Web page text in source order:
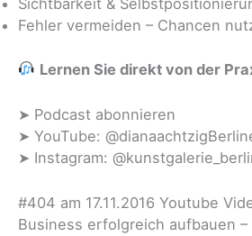
Sichtbarkeit &
Fehler vermeiden – Chancen
Lernen Sie direkt von der
➤ Podcast abonnieren
➤ YouTube:
➤ Instagram:
#404 am 17.11.2016 Youtube
Business erfolgreich aufbauen